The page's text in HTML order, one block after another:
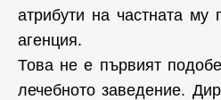
атрибути на частната му
агенция.
Това не е първият
лечебното заведение.